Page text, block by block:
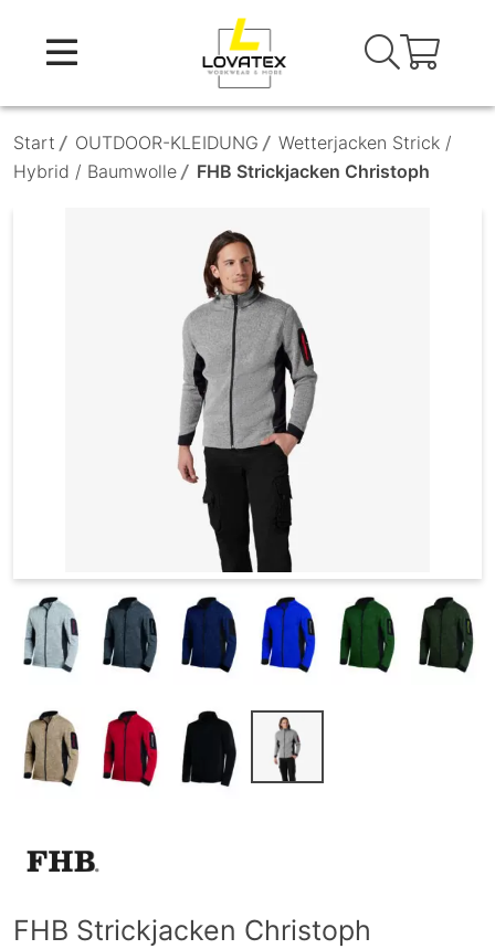
content
Start / OUTDOOR-KLEIDUNG / Wetterjacken Strick /
Hybrid / Baumwolle / FHB Strickjacken Christoph
FHB Strickjacken Christoph